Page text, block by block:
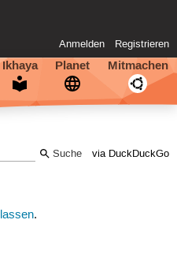
Anmelden Registrieren
Ikhaya Planet Mitmachen
via DuckDuckGo
.